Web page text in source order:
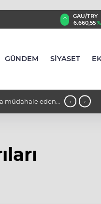
GAU/TRY
6.660,55
GÜNDEM SİYASET
müdahale eden ‹ ›